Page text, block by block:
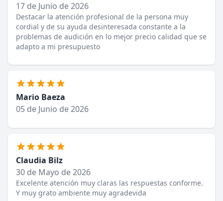
17 de Junio de 2026
Destacar la atención profesional de la persona muy
cordial y de su ayuda desinteresada constante a la
problemas de audición en lo mejor precio calidad que se
adapto a mi presupuesto
Mario Baeza
05 de Junio de 2026
Claudia Bilz
30 de Mayo de 2026
Excelente atención muy claras las respuestas conforme.
Y muy grato ambiente muy agradevida